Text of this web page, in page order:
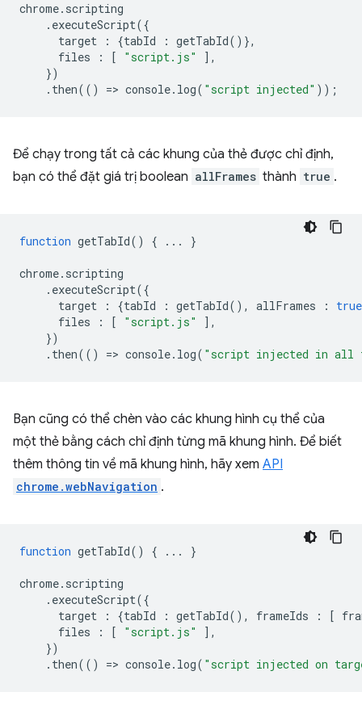
chrome. scripting
. executeScript({
target
: {tabId : getTabId()},
files
: [ "script.js"
],
})
. then(() => console. log( "script injected" ));
Để chạy trong tất cả các khung của thẻ được chỉ định,
bạn có thể đặt giá trị boolean allFrames thành true .
function getTabId() { ... }
chrome. scripting
. executeScript({
target
: {tabId : getTabId(), allFrames :
true
files
: [ "script.js"
],
})
. then(() => console. log( "script injected in all
Bạn cũng có thể chèn vào các khung hình cụ thể của
một thẻ bằng cách chỉ định từng mã khung hình. Để biết
thêm thông tin về mã khung hình, hãy xem API
chrome.webNavigation .
function getTabId() { ... }
chrome. scripting
. executeScript({
target
: {tabId : getTabId(), frameIds : [
files
: [ "script.js"
],
})
. then(() => console. log( "script injected on